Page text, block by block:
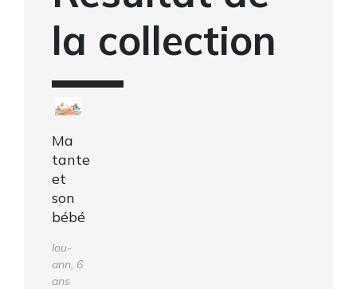
la collection
Ma
tante
et
son
bébé
lou-
ann, 6
ans